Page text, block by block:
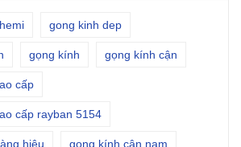
gong kinh dep
gọng kính gọng kính cận
cấp
cấp rayban 5154
hiệu gọng kính cận nam